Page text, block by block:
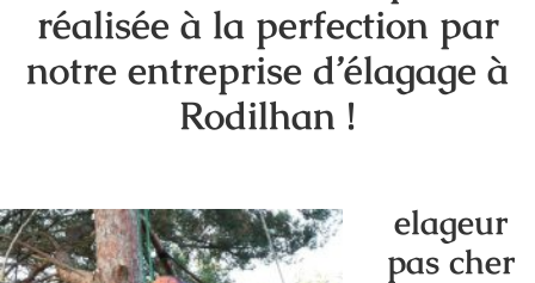
réalisée à la perfection par
notre entreprise d’élagage à
Rodilhan !
elageur
pas cher